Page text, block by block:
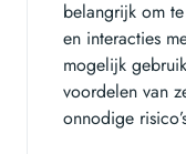
belangrijk om
en interacties
mogelijk
voordelen van
onnodige